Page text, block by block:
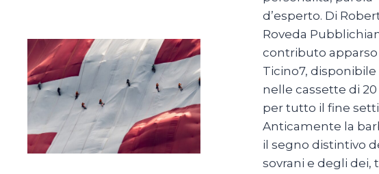
d’esperto. Di
Roveda
contributo apparso
Ticino7,
nelle cassette di
per tutto il fine
Anticamente la
il segno distintivo
sovrani e degli dei,
BICICLETTA